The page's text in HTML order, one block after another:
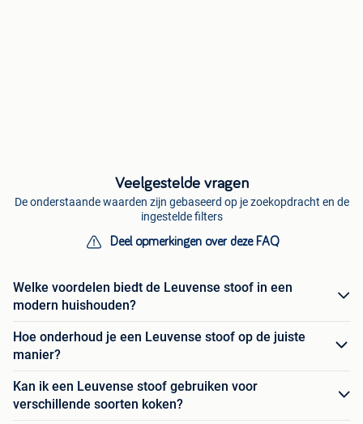
Veelgestelde vragen
De onderstaande waarden zijn gebaseerd op je zoekopdracht en de
ingestelde filters
Deel opmerkingen over deze FAQ
Welke voordelen biedt de Leuvense stoof in een
modern huishouden?
Hoe onderhoud je een Leuvense stoof op de juiste
manier?
Kan ik een Leuvense stoof gebruiken voor
verschillende soorten koken?